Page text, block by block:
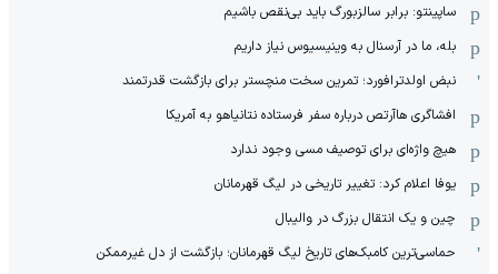
ساپینتو: برابر سالزبورگ باید بی‌نقص باشیم
بله، ما در آرسنال به وینیسیوس نیاز داریم
نبض اولدترافورد؛ تمرین سخت منچستر برای بازگشت قدرتمند
افشاگری هاآرتص درباره سفر فرستاده نتانیاهو به آمریکا
هیچ واژه‌ای برای توصیف مسی وجود ندارد
یوفا اعلام کرد: تغییر تاریخی در لیگ قهرمانان
چین و یک انتقال بزرگ در والیبال
حماسی‌ترین کامبک‌های تاریخ لیگ قهرمانان؛ بازگشت از دل غیرممکن